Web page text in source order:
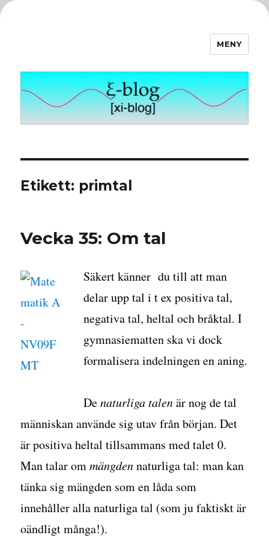
MENY
Etikett: primtal
Vecka 35: Om tal
Säkert känner du till att man
delar upp tal i t ex positiva tal,
negativa tal, heltal och bråktal. I
gymnasiematten ska vi dock
formalisera indelningen en aning.
Denaturliga talenär nog de tal
människan använde sig utav från början. Det
är positiva heltal tillsammans med talet 0.
Man talar ommängdennaturliga tal: man kan
tänka sig mängden som en låda som
innehåller alla naturliga tal (som ju faktiskt är
oändligt många!).